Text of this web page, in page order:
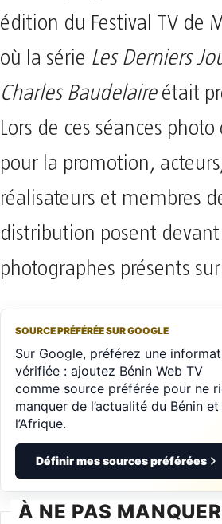
édition du Festival TV de
où la série Les Derniers
Charles Baudelaireétait
Lors de ces séances photo
pour la promotion,
réalisateurs et membres
distribution posent devant
photographes présents
SOURCE PRÉFÉRÉE SUR GOOGLE
Sur Google, préférez une
vérifiée : ajoutez Bénin Web TV
comme source préférée pour ne
manquer de l’actualité du Bénin
l’Afrique.
Définir mes sources préférées
À NE PAS MANQUER